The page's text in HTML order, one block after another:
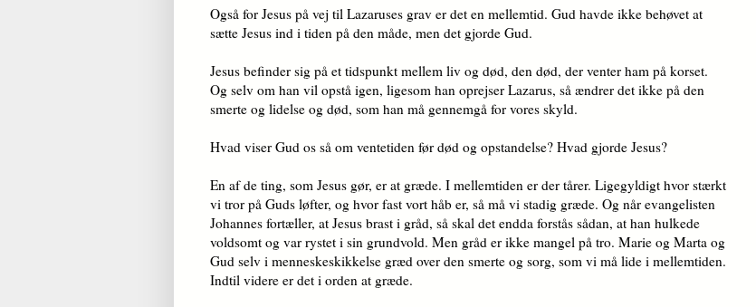
Også for Jesus på vej til Lazaruses grav er det en mellemtid. Gud havde ikke behøvet at
sætte Jesus ind i tiden på den måde, men det gjorde Gud.
Jesus befinder sig på et tidspunkt mellem liv og død, den død, der venter ham på korset.
Og selv om han vil opstå igen, ligesom han oprejser Lazarus, så ændrer det ikke på den
smerte og lidelse og død, som han må gennemgå for vores skyld.
Hvad viser Gud os så om ventetiden før død og opstandelse? Hvad gjorde Jesus?
En af de ting, som Jesus gør, er at græde. I mellemtiden er der tårer. Ligegyldigt hvor stærkt
vi tror på Guds løfter, og hvor fast vort håb er, så må vi stadig græde. Og når evangelisten
Johannes fortæller, at Jesus brast i gråd, så skal det endda forstås sådan, at han hulkede
voldsomt og var rystet i sin grundvold. Men gråd er ikke mangel på tro. Marie og Marta og
Gud selv i menneskeskikkelse græd over den smerte og sorg, som vi må lide i mellemtiden.
Indtil videre er det i orden at græde.